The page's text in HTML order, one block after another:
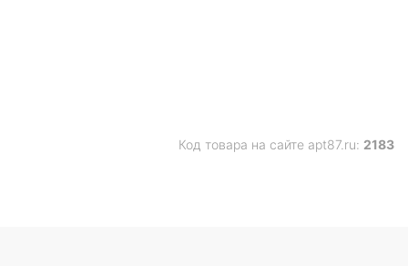
Код товара на сайте apt87.ru: 2183